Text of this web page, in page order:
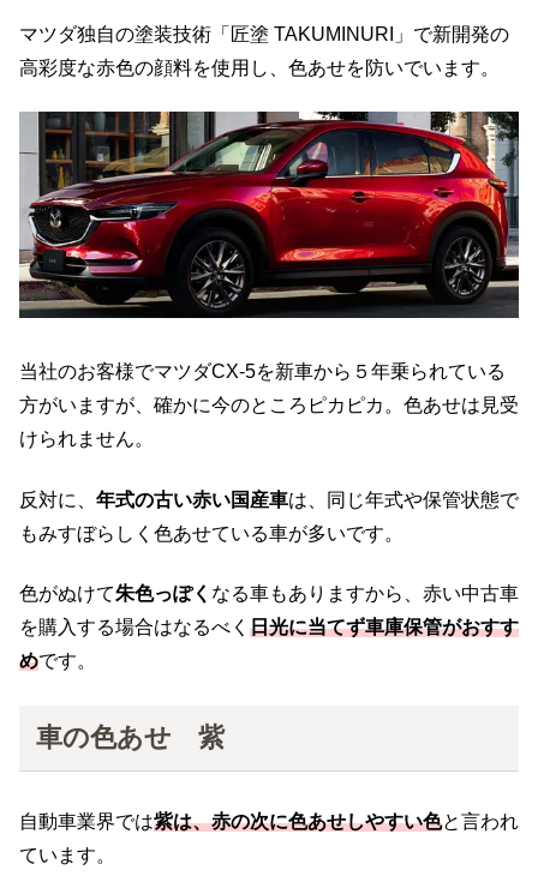
マツダ独自の塗装技術「匠塗 TAKUMINURI」で新開発の
高彩度な赤色の顔料を使用し、色あせを防いでいます。
当社のお客様でマツダCX-5を新車から５年乗られている
方がいますが、確かに今のところピカピカ。色あせは見受
けられません。
反対に、 年式の古い赤い国産車は、同じ年式や保管状態で
もみすぼらしく色あせている車が多いです。
色がぬけて朱色っぽく なる車もありますから、赤い中古車
を購入する場合はなるべく 日光に当てず車庫保管がおすす
めです。
車の色あせ 紫
自動車業界では紫は、赤の次に色あせしやすい色と言われ
ています。